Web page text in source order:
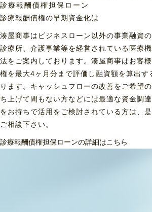
診療報酬債権担保ローン
診療報酬債権の早期資金化は
湊屋商事はビジネスローン以外の事業融資の
診療所、介護事業等を経営されている医療
法をご案内しております。湊屋商事はお客
権を最大4ヶ月分まで評価し融資額を算出す
ります。キャッシュフローの改善をご希望
ち上げて間もない方などには最適な資金調
をお持ちで活用をご検討されている方は、
ご相談下さい。
診療報酬債権担保ローンの詳細はこちら